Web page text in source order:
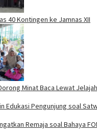
40 Kontingen ke Jamnas XII
Minat Baca Lewat
Edukasi Pengunjung soal
Remaja soal Bahaya